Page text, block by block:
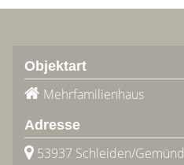
Objektart
Mehrfamilienhaus
Adresse
53937 Schleiden/Gemünd